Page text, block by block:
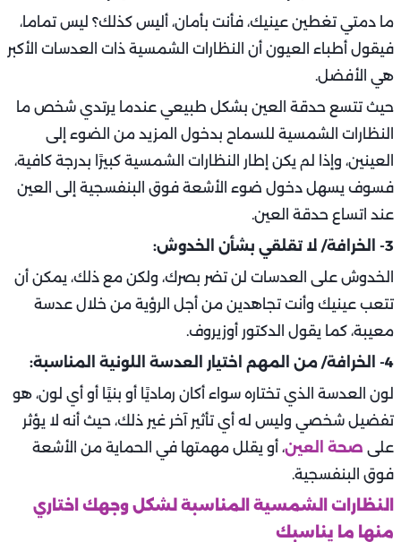
ما دمتي تغطين عينيك، فأنت بأمان، أليس كذلك؟ ليس تماما،
فيقول أطباء العيون أن النظارات الشمسية ذات العدسات الأكبر
هي الأفضل.
حيث تتسع حدقة العين بشكل طبيعي عندما يرتدي شخص ما
النظارات الشمسية للسماح بدخول المزيد من الضوء إلى
العينين، وإذا لم يكن إطار النظارات الشمسية كبيرًا بدرجة كافية،
فسوف يسهل دخول ضوء الأشعة فوق البنفسجية إلى العين
عند اتساع حدقة العين.
3- الخرافة/ لا تقلقي بشأن الخدوش:
الخدوش على العدسات لن تضر بصرك، ولكن مع ذلك، يمكن أن
تتعب عينيك وأنت تجاهدين من أجل الرؤية من خلال عدسة
معيبة، كما يقول الدكتور أوزيروف.
4- الخرافة/ من المهم اختيار العدسة اللونية المناسبة:
لون العدسة الذي تختاره سواء أكان رماديًا أو بنيًا أو أي لون، هو
تفضيل شخصي وليس له أي تأثير آخر غير ذلك، حيث أنه لا يؤثر
على صحة العين، أو يقلل مهمتها في الحماية من الأشعة
فوق البنفسجية.
النظارات الشمسية المناسبة لشكل وجهك اختاري
منها ما يناسبك